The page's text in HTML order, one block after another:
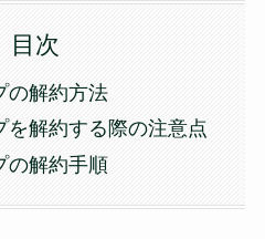
目次
の解約方法
を解約する際の注意点
の解約手順